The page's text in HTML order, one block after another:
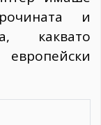
и
каквато